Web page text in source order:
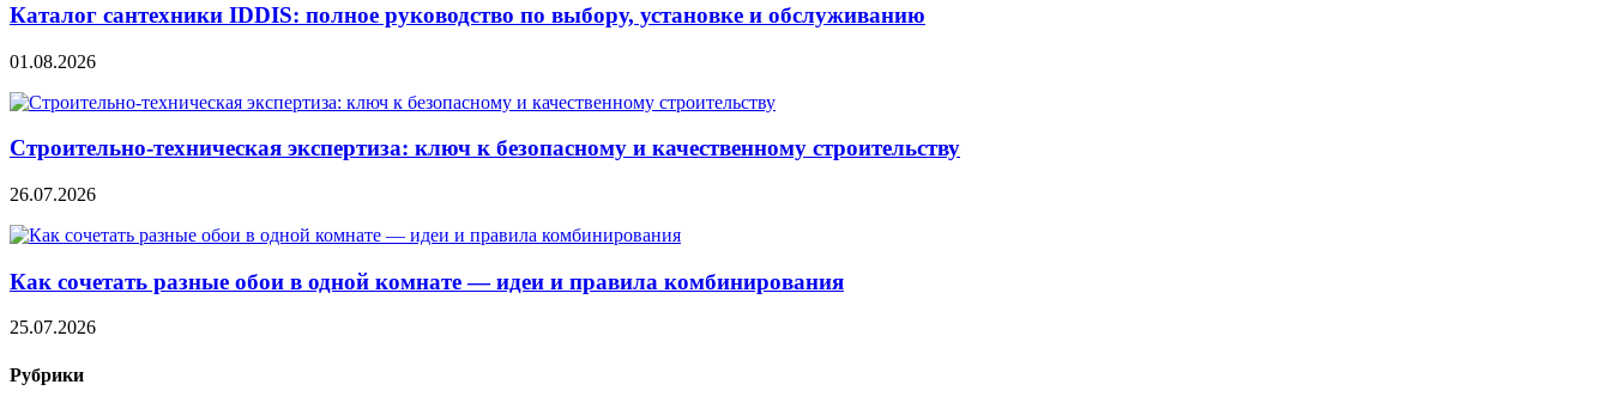
Каталог сантехники IDDIS: полное руководство по выбору, установке и обслуживанию
01.08.2026
Строительно‑техническая экспертиза: ключ к безопасному и качественному строительству
26.07.2026
Как сочетать разные обои в одной комнате — идеи и правила комбинирования
25.07.2026
Рубрики